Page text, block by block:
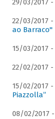
29/03/2017 -
22/03/2017 -
ao Barraco"
15/03/2017 -
22/02/2017 -
15/02/2017 -
Piazzolla”
08/02/2017 -